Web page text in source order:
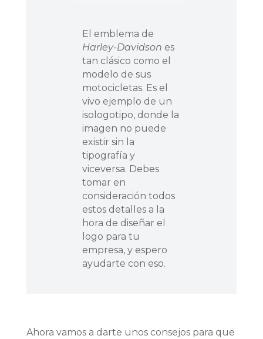
El emblema de
Harley-Davidson es
tan clásico como el
modelo de sus
motocicletas. Es el
vivo ejemplo de un
isologotipo, donde la
imagen no puede
existir sin la
tipografía y
viceversa. Debes
tomar en
consideración todos
estos detalles a la
hora de diseñar el
logo para tu
empresa, y espero
ayudarte con eso.
Ahora vamos a darte unos consejos para que